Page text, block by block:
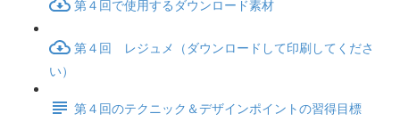
第４回で使用するダウンロード素材
第４回 レジュメ（ダウンロードして印刷してくださ
い）
第４回のテクニック＆デザインポイントの習得目標